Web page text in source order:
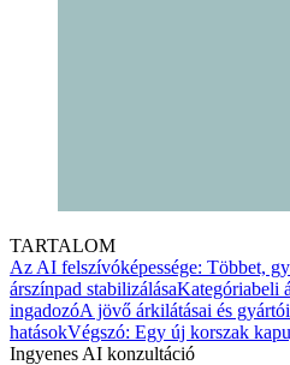
TARTALOM
Az AI felszívóképessége: Többet,
árszínpad stabilizálásaKategóriabeli
ingadozóA jövő árkilátásai és
hatásokVégszó: Egy új korszak
Ingyenes AI konzultáció